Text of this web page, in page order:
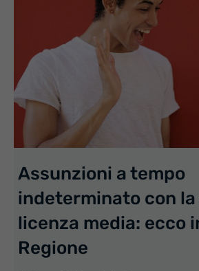
Assunzioni a tempo
indeterminato con la
licenza media: ecco
Regione